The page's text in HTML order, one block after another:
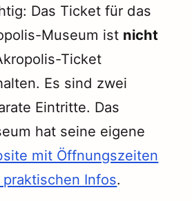
Das Ticket für das
Museum ist nicht
Ticket
Es sind zwei
Eintritte. Das
hat seine eigene
mit Öffnungszeiten
Infos.